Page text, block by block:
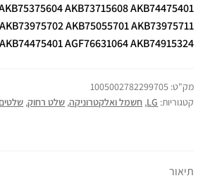
AKB73715608 AKB74475401
AKB75055701 AKB73975711
AKB74475401 AGF76631064 AKB74915324
מק"ט: 1005002782299705
קטגוריות: LG
, חשמל ואלקטרוניקה, שלט רחוק, שלטים
תיאור